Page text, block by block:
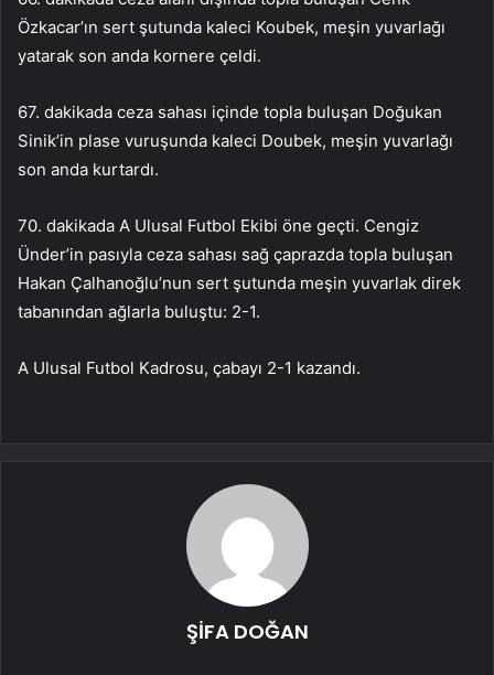
Özkacar’ın sert şutunda kaleci Koubek, meşin yuvarlağı
yatarak son anda kornere çeldi.
67. dakikada ceza sahası içinde topla buluşan Doğukan
Sinik’in plase vuruşunda kaleci Doubek, meşin yuvarlağı
son anda kurtardı.
70. dakikada A Ulusal Futbol Ekibi öne geçti. Cengiz
Ünder’in pasıyla ceza sahası sağ çaprazda topla buluşan
Hakan Çalhanoğlu’nun sert şutunda meşin yuvarlak direk
tabanından ağlarla buluştu: 2-1.
A Ulusal Futbol Kadrosu, çabayı 2-1 kazandı.
ŞİFA DOĞAN